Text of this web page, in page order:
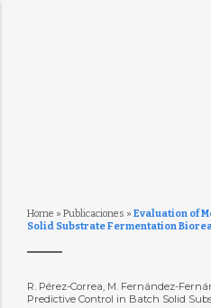
Home » Publicaciones » Evaluation of
Solid Substrate Fermentation
R. Pérez-Correa, M. Fernández-
Predictive Control in Batch Solid